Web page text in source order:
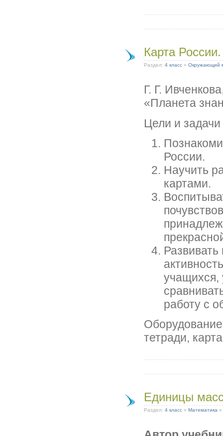
Карта
Раздел: 4 класс » Окружающий
Г. Г.
«Планета
Цели и задачи
России.
Научить
картами.
учащихся,
работу с
тетради,
Единицы
Раздел: 4 класс » Математика »